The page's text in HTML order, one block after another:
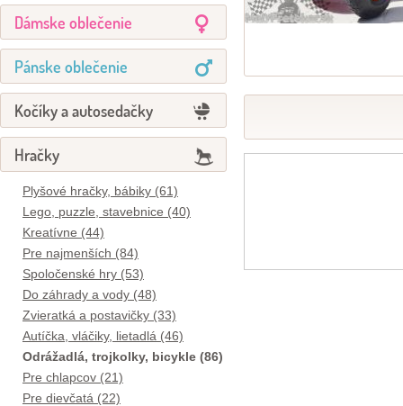
Dámske oblečenie
Pánske oblečenie
Kočíky a autosedačky
Hračky
Plyšové hračky, bábiky (61)
Lego, puzzle, stavebnice (40)
Kreatívne (44)
Pre najmenších (84)
Spoločenské hry (53)
Do záhrady a vody (48)
Zvieratká a postavičky (33)
Autíčka, vláčiky, lietadlá (46)
Odrážadlá, trojkolky, bicykle (86)
Pre chlapcov (21)
Pre dievčatá (22)